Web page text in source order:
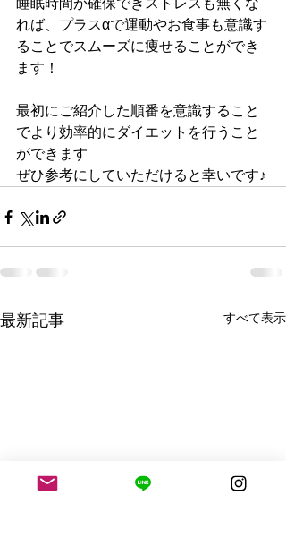
睡眠時間が確保できストレスも無くな
れば、プラスαで運動やお食事も意識す
ることでスムーズに痩せることができ
ます！
最初にご紹介した順番を意識すること
でより効率的にダイエットを行うこと
ができます
ぜひ参考にしていただけると幸いです♪
最新記事 すべて表示